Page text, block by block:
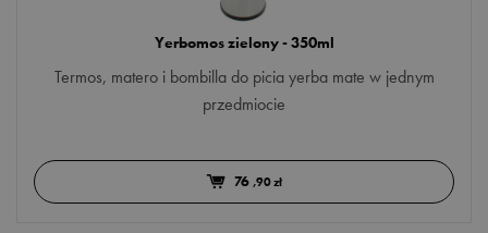
Yerbomos zielony - 350ml
Termos, matero i bombilla do picia yerba mate w jednym
przedmiocie
76 ,90 zł